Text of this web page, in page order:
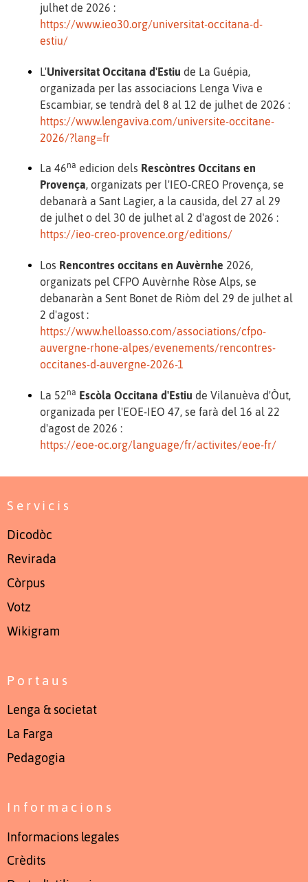
julhet de 2026 :
https://www.ieo30.org/universitat-occitana-d-
estiu/
L'Universitat Occitana d'Estiu de La Guépia,
organizada per las associacions Lenga Viva e
Escambiar, se tendrà del 8 al 12 de julhet de 2026 :
https://www.lengaviva.com/universite-occitane-
2026/?lang=fr
La 46na edicion dels Rescòntres Occitans en
Provença, organizats per l'IEO-CREO Provença, se
debanarà a Sant Lagier, a la causida, del 27 al 29
de julhet o del 30 de julhet al 2 d'agost de 2026 :
https://ieo-creo-provence.org/editions/
Los Rencontres occitans en Auvèrnhe 2026,
organizats pel CFPO Auvèrnhe Ròse Alps, se
debanaràn a Sent Bonet de Riòm del 29 de julhet al
2 d'agost :
https://www.helloasso.com/associations/cfpo-
auvergne-rhone-alpes/evenements/rencontres-
occitanes-d-auvergne-2026-1
La 52na Escòla Occitana d'Estiu de Vilanuèva d'Òut,
organizada per l'EOE-IEO 47, se farà del 16 al 22
d'agost de 2026 :
https://eoe-oc.org/language/fr/activites/eoe-fr/
Servicis
Dicodòc
Revirada
Còrpus
Votz
Wikigram
Portaus
Lenga & societat
La Farga
Pedagogia
Informacions
Informacions legales
Crèdits